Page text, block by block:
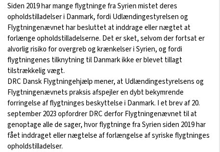
Siden 2019 har mange flygtninge fra Syrien mistet deres
opholdstilladelser i Danmark, fordi Udlændingestyrelsen og
Flygtningenævnet har besluttet at inddrage eller nægtet at
forlænge opholdstilladelserne. Det er sket, selvom der fortsat er
alvorlig risiko for overgreb og krænkelser i Syrien, og fordi
flygtningenes tilknytning til Danmark ikke er blevet tillagt
tilstrækkelig vægt.
DRC Dansk Flygtningehjælp mener, at Udlændingestyrelsens og
Flygtningenævnets praksis afspejler en dybt bekymrende
forringelse af flygtninges beskyttelse i Danmark. I et brev af 20.
september 2023 opfordrer DRC derfor Flygtningenævnet til at
genoptage alle de sager, hvor flygtninge fra Syrien siden 2019 har
fået inddraget eller nægtelse af forlængelse af syriske flygtninges
opholdstilladelser.